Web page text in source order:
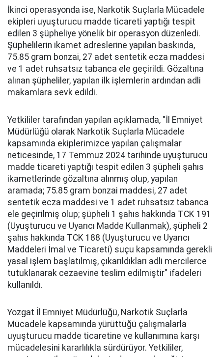
İkinci operasyonda ise, Narkotik Suçlarla Mücadele
ekipleri uyuşturucu madde ticareti yaptığı tespit
edilen 3 şüpheliye yönelik bir operasyon düzenledi.
Şüphelilerin ikamet adreslerine yapılan baskında,
75.85 gram bonzai, 27 adet sentetik ecza maddesi
ve 1 adet ruhsatsız tabanca ele geçirildi. Gözaltına
alınan şüpheliler, yapılan ilk işlemlerin ardından adli
makamlara sevk edildi.
Yetkililer tarafından yapılan açıklamada, "İl Emniyet
Müdürlüğü olarak Narkotik Suçlarla Mücadele
kapsamında ekiplerimizce yapılan çalışmalar
neticesinde, 17 Temmuz 2024 tarihinde uyuşturucu
madde ticareti yaptığı tespit edilen 3 şüpheli şahıs
ikametlerinde gözaltına alınmış olup, yapılan
aramada; 75.85 gram bonzai maddesi, 27 adet
sentetik ecza maddesi ve 1 adet ruhsatsız tabanca
ele geçirilmiş olup; şüpheli 1 şahıs hakkında TCK 191
(Uyuşturucu ve Uyarıcı Madde Kullanmak), şüpheli 2
şahıs hakkında TCK 188 (Uyuşturucu ve Uyarıcı
Maddeleri İmal ve Ticareti) suçu kapsamında gerekli
yasal işlem başlatılmış, çıkarıldıkları adli mercilerce
tutuklanarak cezaevine teslim edilmiştir" ifadeleri
kullanıldı.
Yozgat İl Emniyet Müdürlüğü, Narkotik Suçlarla
Mücadele kapsamında yürüttüğü çalışmalarla
uyuşturucu madde ticaretine ve kullanımına karşı
mücadelesini kararlılıkla sürdürüyor. Yetkililer,